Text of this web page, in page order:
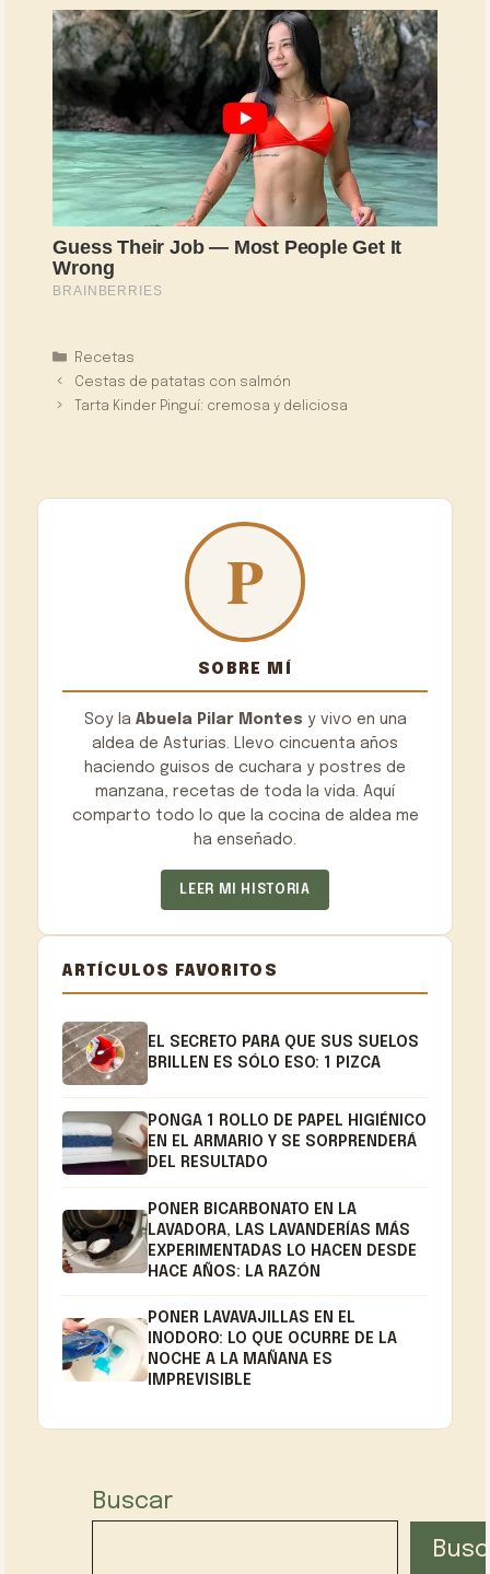
Categorías
Recetas
Cestas de patatas con salmón
Tarta Kinder Pinguí: cremosa y deliciosa
SOBRE MÍ
Soy la Abuela Pilar Montes y vivo en una
aldea de Asturias. Llevo cincuenta años
haciendo guisos de cuchara y postres de
manzana, recetas de toda la vida. Aquí
comparto todo lo que la cocina de aldea me
ha enseñado.
LEER MI HISTORIA
ARTÍCULOS FAVORITOS
EL SECRETO PARA QUE SUS SUELOS
BRILLEN ES SÓLO ESO: 1 PIZCA
PONGA 1 ROLLO DE PAPEL HIGIÉNICO
EN EL ARMARIO Y SE SORPRENDERÁ
DEL RESULTADO
PONER BICARBONATO EN LA
LAVADORA, LAS LAVANDERÍAS MÁS
EXPERIMENTADAS LO HACEN DESDE
HACE AÑOS: LA RAZÓN
PONER LAVAVAJILLAS EN EL
INODORO: LO QUE OCURRE DE LA
NOCHE A LA MAÑANA ES
IMPREVISIBLE
Buscar